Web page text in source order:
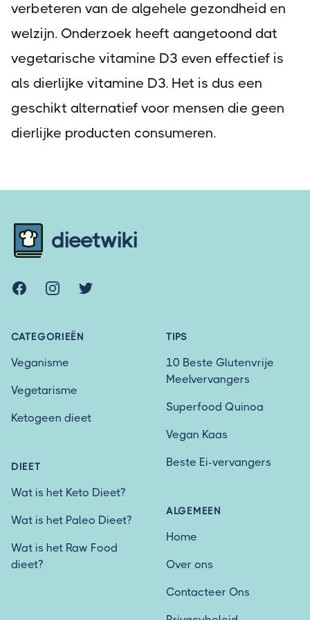
verbeteren van de algehele gezondheid en
welzijn. Onderzoek heeft aangetoond dat
vegetarische vitamine D3 even effectief is
als dierlijke vitamine D3. Het is dus een
geschikt alternatief voor mensen die geen
dierlijke producten consumeren.
dieetwiki
FacebookInstagramTwitter
CATEGORIEËN
Veganisme
Vegetarisme
Ketogeen dieet
DIEET
Wat is het Keto Dieet?
Wat is het Paleo Dieet?
Wat is het Raw Food
dieet?
TIPS
10 Beste Glutenvrije
Meelvervangers
Superfood Quinoa
Vegan Kaas
Beste Ei-vervangers
ALGEMEEN
Home
Over ons
Contacteer Ons